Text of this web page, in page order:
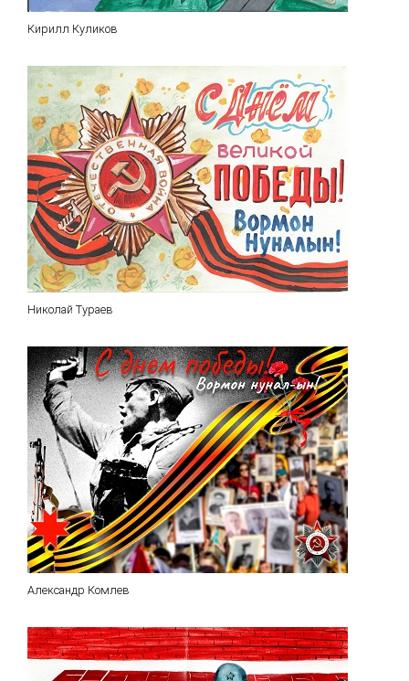
Кирилл Куликов
Николай Тураев
Александр Комлев